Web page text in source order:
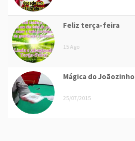
Feliz terça-feira
15 Ago
Mágica do Joãozinho
25/07/2015